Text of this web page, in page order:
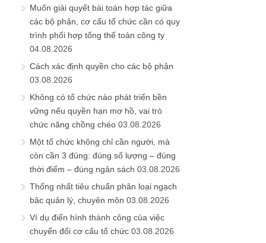
Muốn giải quyết bài toán hợp tác giữa
các bộ phận, cơ cấu tổ chức cần có quy
trình phối hợp tổng thể toàn công ty
04.08.2026
Cách xác định quyền cho các bộ phận
03.08.2026
Không có tổ chức nào phát triển bền
vững nếu quyền hạn mơ hồ, vai trò
chức năng chồng chéo 03.08.2026
Một tổ chức không chỉ cần người, mà
còn cần 3 đúng: đúng số lượng – đúng
thời điểm – đúng ngân sách 03.08.2026
Thống nhất tiêu chuẩn phân loại ngạch
bậc quản lý, chuyên môn 03.08.2026
Ví dụ điển hình thành công của việc
chuyển đổi cơ cấu tổ chức 03.08.2026